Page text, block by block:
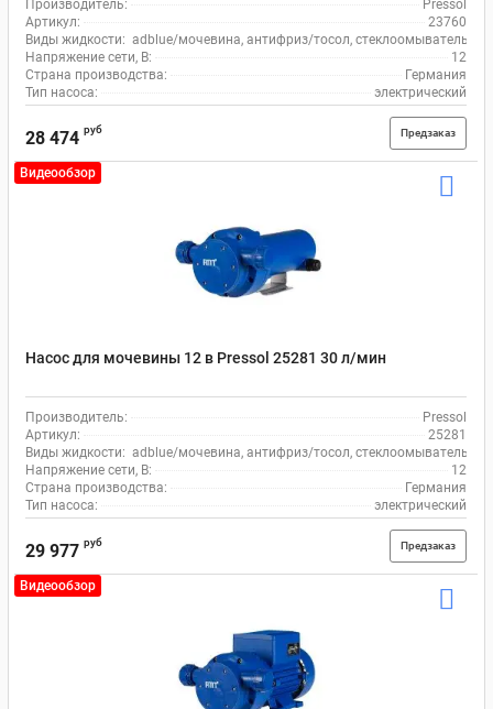
Производитель:
Pressol
Артикул:
23760
Виды жидкости: adblue/мочевина, антифриз/тосол, стеклоомыватель,
Напряжение сети, В:
12
Страна производства:
Германия
Тип насоса:
электрический
28 474 руб Предзаказ
Видеообзор
Насос для мочевины 12 в Pressol 25281 30 л/мин
Производитель:
Pressol
Артикул:
25281
Виды жидкости: adblue/мочевина, антифриз/тосол, стеклоомыватель,
Напряжение сети, В:
12
Страна производства:
Германия
Тип насоса:
электрический
29 977 руб Предзаказ
Видеообзор